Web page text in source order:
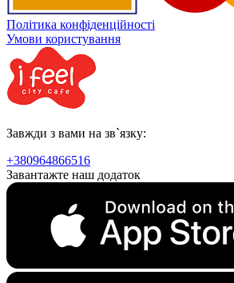
Політика конфіденційності
Умови користування
Завжди з вами на зв`язку:
+380964866516
Завантажте наш додаток